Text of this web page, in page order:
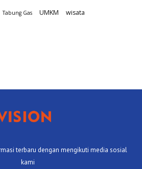
Tabung Gas UMKM wisata
terbaru dengan mengikuti media sosial
kami